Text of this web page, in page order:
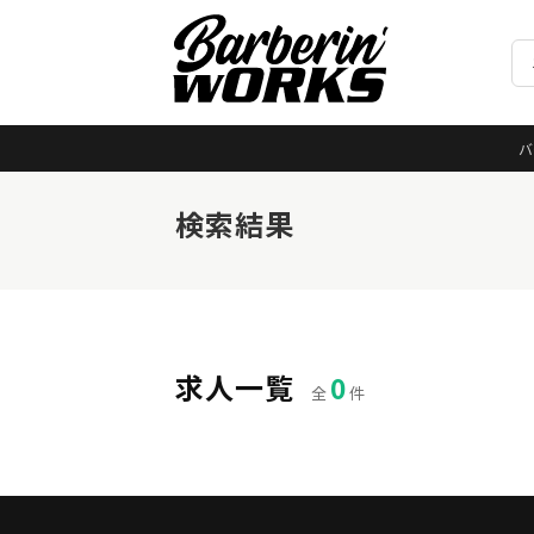
検索結果
求人一覧 全 0件